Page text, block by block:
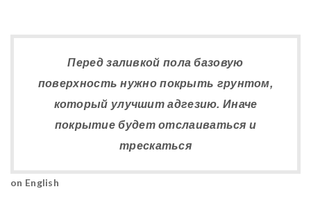
Перед заливкой пола базовую
поверхность нужно покрыть грунтом,
который улучшит адгезию. Иначе
покрытие будет отслаиваться и
трескаться
on English